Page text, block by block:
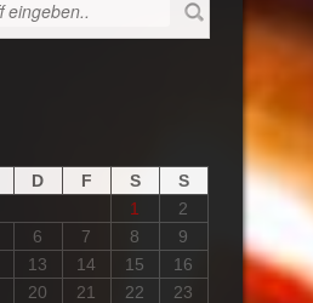
D F S
S
1
2
6 7 8
9
13 14 15
16
20 21 22
23